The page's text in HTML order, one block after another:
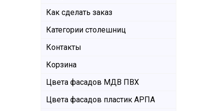
Как сделать заказ
Категории столешниц
Контакты
Корзина
Цвета фасадов МДВ ПВХ
Цвета фасадов пластик АРПА